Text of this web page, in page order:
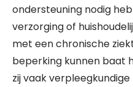
ondersteuning nodig
verzorging of
met een chronische
beperking kunnen baat
zij vaak